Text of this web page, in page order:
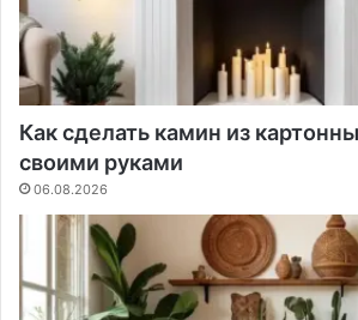
Как сделать камин из
своими руками
06.08.2026